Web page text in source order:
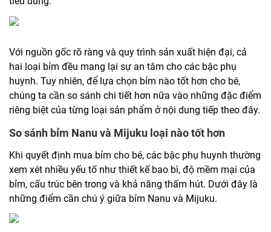
Với nguồn gốc rõ ràng và quy trình sản xuất hiện đại, cả
hai loại bỉm đều mang lại sự an tâm cho các bậc phụ
huynh. Tuy nhiên, để lựa chọn bỉm nào tốt hơn cho bé,
chúng ta cần so sánh chi tiết hơn nữa vào những đặc điểm
riêng biệt của từng loại sản phẩm ở nội dung tiếp theo đây.
So sánh bỉm Nanu và Mijuku loại nào tốt hơn
Khi quyết định mua bỉm cho bé, các bậc phụ huynh thường
xem xét nhiều yếu tố như thiết kế bao bì, độ mềm mại của
bỉm, cấu trúc bên trong và khả năng thấm hút. Dưới đây là
những điểm cần chú ý giữa bỉm Nanu và Mijuku.